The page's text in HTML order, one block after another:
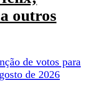
outros